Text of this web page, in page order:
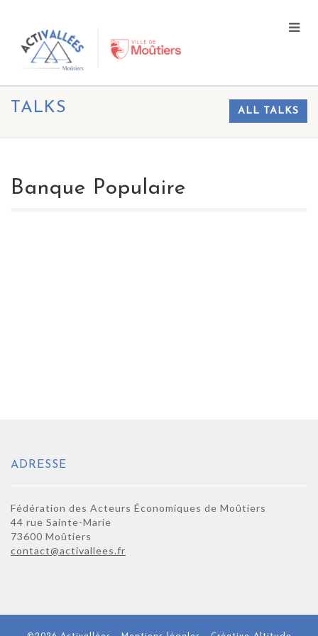
TALKS ALL TALKS
Banque Populaire
ADRESSE
Fédération des Acteurs Économiques de Moûtiers
44 rue Sainte-Marie
73600 Moûtiers
contact@activallees.fr